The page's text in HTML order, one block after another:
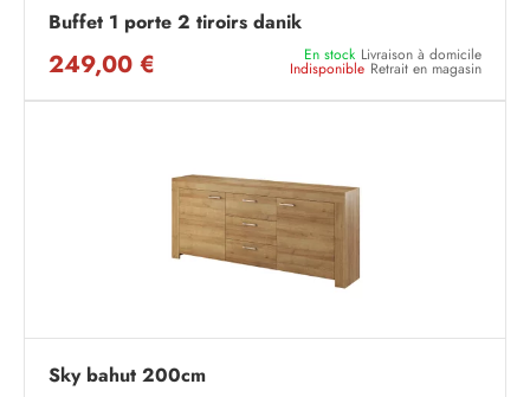
Buffet 1 porte 2 tiroirs danik
249,00 € En stock Livraison à domicile
Indisponible Retrait en magasin
Sky bahut 200cm